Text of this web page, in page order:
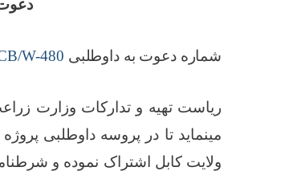
شماره دعوت به داوطلبی W-480
ریاست تهیه و تدارکات وزارت
مینماید تا در پروسه داوطلبی
ولایت کابل اشتراک نموده و